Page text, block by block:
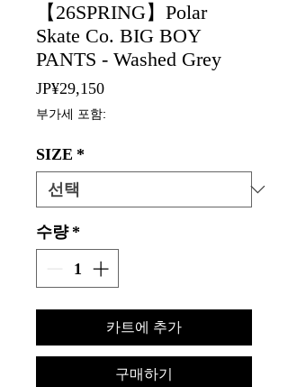
【26SPRING】Polar
Skate Co. BIG BOY
PANTS - Washed Grey
JP¥29,150가
격
부가세 포함:
SIZE *
수량 *
카트에 추가
구매하기